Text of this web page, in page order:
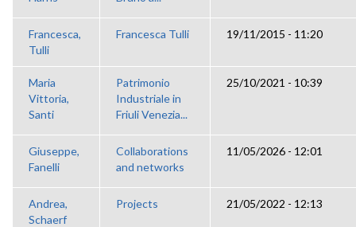
Francesca,
Tulli
Francesca Tulli 19/11/2015 - 11:20
Maria
Vittoria,
Santi
Patrimonio
Industriale in
Friuli Venezia...
25/10/2021 - 10:39
Giuseppe,
Fanelli
Collaborations
and networks
11/05/2026 - 12:01
Andrea,
Schaerf
Projects 21/05/2022 - 12:13